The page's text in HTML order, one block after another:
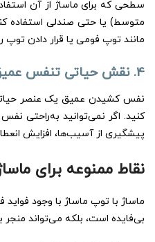
سطحی که برای ماساژ از آن
متوسط) یا حتی صندلی استفاده
مانند توپ فومی یا قرار دادن
4. نقش حیاتی تنفس عمیق در رهاسازی
نفس کشیدن عمیق یک عنصر حیاتی
کنید. اگر نمی‌توانید به‌راحتی
پیشگیری از آسیب‌ها، افزایش
نقاط ممنوعه برای
ماساژ با توپ ماساژ با وجود
بی‌فایده است، بلکه می‌تواند